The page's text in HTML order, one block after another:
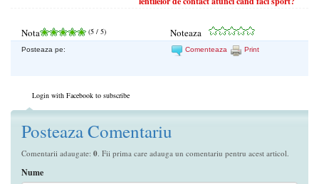
Nota (5 / 5) Noteaza
Posteaza pe: Comenteaza Print
Login with Facebook to subscribe
Posteaza Comentariu
Comentarii adaugate: 0 . Fii prima care adauga un comentariu pentru acest articol.
Nume